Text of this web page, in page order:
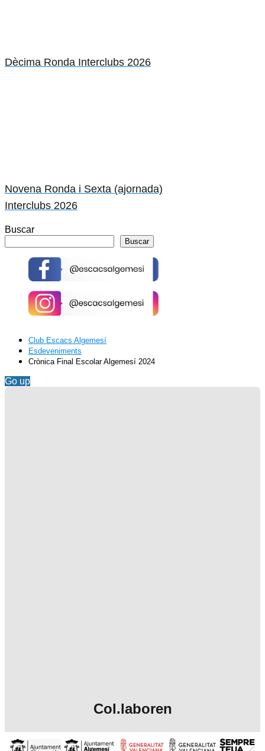
Dècima Ronda Interclubs 2026
Novena Ronda i Sexta (ajornada)
Interclubs 2026
Buscar
Buscar
Club Escacs Algemesí
Esdeveniments
Crònica Final Escolar Algemesí 2024
Go up
Col.laboren